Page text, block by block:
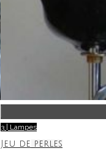
3 | Lampes
Jeu de perles